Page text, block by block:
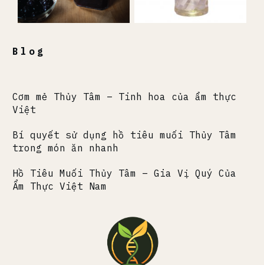
Blog
Cơm mẻ Thủy Tâm – Tinh hoa của ẩm thực
Việt
Bí quyết sử dụng hồ tiêu muối Thủy Tâm
trong món ăn nhanh
Hồ Tiêu Muối Thủy Tâm – Gia Vị Quý Của
Ẩm Thực Việt Nam